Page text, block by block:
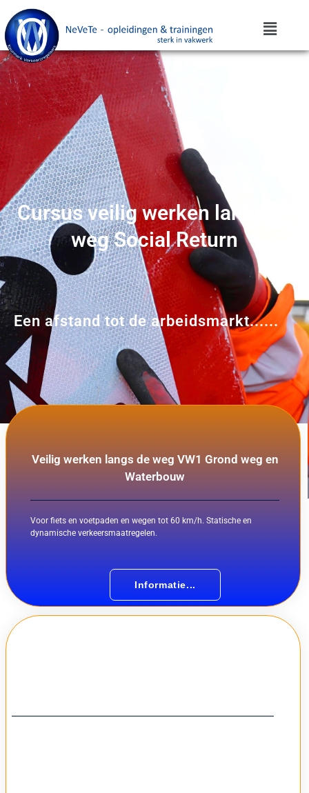
Cursus veilig werken langs de
weg Social Return
Een afstand tot de arbeidsmarkt......
Veilig werken langs de weg VW1 Grond weg en
Waterbouw
Voor fiets en voetpaden en wegen tot 60 km/h. Statische en
dynamische verkeersmaatregelen.
Informatie...